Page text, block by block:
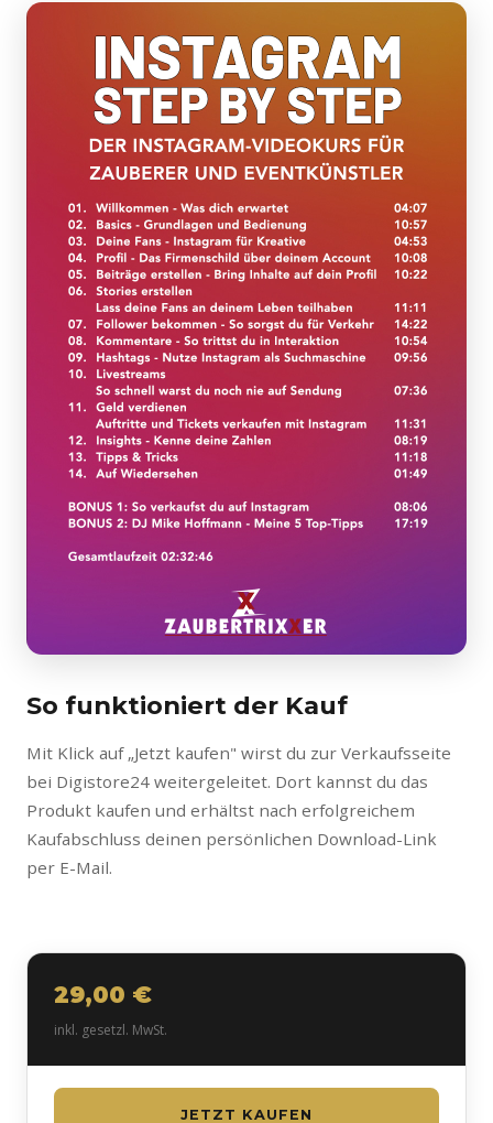
So funktioniert der Kauf
Mit Klick auf „Jetzt kaufen" wirst du zur Verkaufsseite
bei Digistore24 weitergeleitet. Dort kannst du das
Produkt kaufen und erhältst nach erfolgreichem
Kaufabschluss deinen persönlichen Download-Link
per E-Mail.
29,00 €
inkl. gesetzl. MwSt.
JETZT KAUFEN